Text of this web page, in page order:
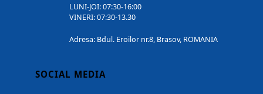
LUNI-JOI: 07:30-16:00
VINERI: 07:30-13.30
Adresa: Bdul. Eroilor nr.8, Brasov, ROMANIA
SOCIAL MEDIA